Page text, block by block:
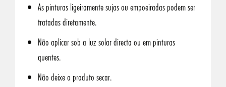
As pinturas ligeiramente sujas ou empoeiradas podem ser
tratadas diretamente.
Não aplicar sob a luz solar directa ou em pinturas
quentes.
Não deixe o produto secar.